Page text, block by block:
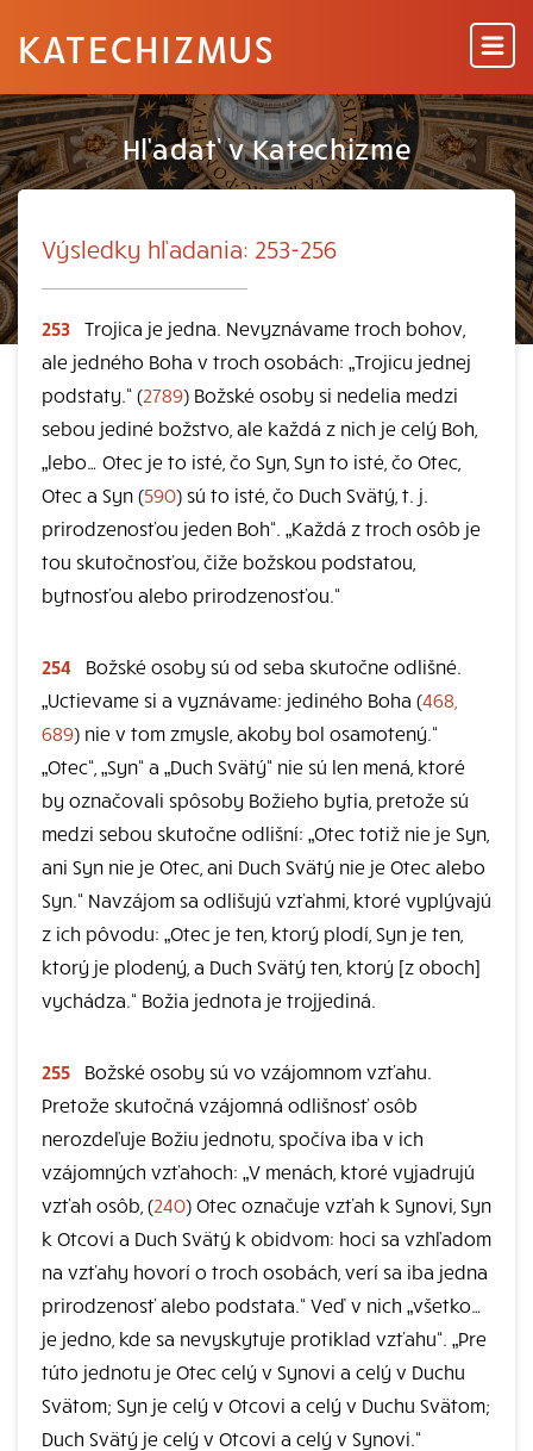
KATECHIZMUS
Hľadať v Katechizme
Výsledky hľadania: 253-256
253 Trojica je jedna. Nevyznávame troch bohov,
ale jedného Boha v troch osobách: „Trojicu jednej
podstaty.“ (2789) Božské osoby si nedelia medzi
sebou jediné božstvo, ale každá z nich je celý Boh,
„lebo… Otec je to isté, čo Syn, Syn to isté, čo Otec,
Otec a Syn (590) sú to isté, čo Duch Svätý, t. j.
prirodzenosťou jeden Boh“. „Každá z troch osôb je
tou skutočnosťou, čiže božskou podstatou,
bytnosťou alebo prirodzenosťou.“
254
Božské osoby sú od seba skutočne odlišné.
„Uctievame si a vyznávame: jediného Boha (468,
689) nie v tom zmysle, akoby bol osamotený.“
„Otec“, „Syn“ a „Duch Svätý“ nie sú len mená, ktoré
by označovali spôsoby Božieho bytia, pretože sú
medzi sebou skutočne odlišní: „Otec totiž nie je Syn,
ani Syn nie je Otec, ani Duch Svätý nie je Otec alebo
Syn.“ Navzájom sa odlišujú vzťahmi, ktoré vyplývajú
z ich pôvodu: „Otec je ten, ktorý plodí, Syn je ten,
ktorý je plodený, a Duch Svätý ten, ktorý [z oboch]
vychádza.“ Božia jednota je trojjediná.
255
Božské osoby sú vo vzájomnom vzťahu.
Pretože skutočná vzájomná odlišnosť osôb
nerozdeľuje Božiu jednotu, spočíva iba v ich
vzájomných vzťahoch: „V menách, ktoré vyjadrujú
vzťah osôb, (240) Otec označuje vzťah k Synovi, Syn
k Otcovi a Duch Svätý k obidvom: hoci sa vzhľadom
na vzťahy hovorí o troch osobách, verí sa iba jedna
prirodzenosť alebo podstata.“ Veď v nich „všetko…
je jedno, kde sa nevyskytuje protiklad vzťahu“. „Pre
túto jednotu je Otec celý v Synovi a celý v Duchu
Svätom; Syn je celý v Otcovi a celý v Duchu Svätom;
Duch Svätý je celý v Otcovi a celý v Synovi.“